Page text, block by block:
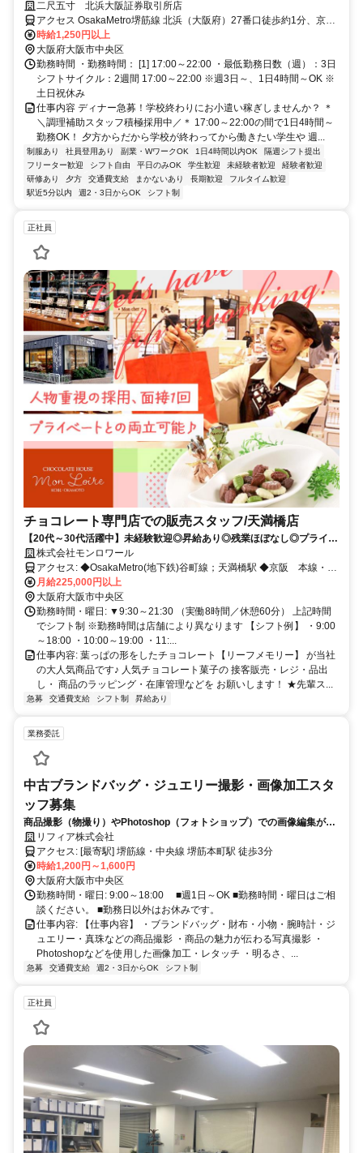
～/食事1食150円♪
二尺五寸 北浜大阪証券取引所店
アクセス OsakaMetro堺筋線 北浜（大阪府）27番口徒歩約1分、京阪
本線 北浜（大阪府）27番口徒歩約1分、京阪中之島線 なにわ橋4番口
徒歩約3分
時給1,250円以上
大阪府大阪市中央区
勤務時間 ・勤務時間： [1] 17:00～22:00 ・最低勤務日数（週）：3日
シフトサイクル：2週間 17:00～22:00 ※週3日～、1日4時間～OK ※
土日祝休み
仕事内容 ディナー急募！学校終わりにお小遣い稼ぎしませんか？ ＊
＼調理補助スタッフ積極採用中／＊ 17:00～22:00の間で1日4時間～
勤務OK！ 夕方からだから学校が終わってから働きたい学生や 週...
制服あり 社員登用あり 副業・WワークOK 1日4時間以内OK
隔週シフト提出
フリーター歓迎
シフト自由 平日のみOK 学生歓迎 未経験者歓迎
経験者歓迎
研修あり
夕方 交通費支給 まかないあり 長期歓迎
フルタイム歓迎
駅近5分以内
週2・3日からOK シフト制
正社員
チョコレート専門店での販売スタッフ/天満橋店
【20代～30代活躍中】未経験歓迎◎昇給あり◎残業ほぼなし◎プライベ
ートとの両立ができます！
株式会社モンロワール
アクセス: ◆OsakaMetro(地下鉄)谷町線；天満橋駅 ◆京阪 本線・中
之島線；天満橋駅 給与: 月給 22.5万円～ ※交通費一部支給（月
24,000円まで） ※経験やスキルを配慮して決定します ※昇給あり ※
上記には一律手当を含みます ※1分単位で残業手当を 支給しています
【モデル月収例】 ■店長/245,000円～（手当含む） ■店長代
理/220,000円～（手当含む） ■副店長/月給：215,000円～（手当含
む） 【モデル年収例】 ■販売スタッフ/280万円（1年目） ■副店長・
店長サブ/290～320万（2年目） ■店長/360万～380万（3～5年目）
月給225,000円以上
大阪府大阪市中央区
勤務時間・曜日: ▼9:30～21:30 （実働8時間／休憩60分） 上記時間
でシフト制 ※勤務時間は店舗により異なります 【シフト例】 ・9:00
～18:00 ・10:00～19:00 ・11:...
仕事内容: 葉っぱの形をしたチョコレート【リーフメモリー】 が当社
の大人気商品です♪ 人気チョコレート菓子の 接客販売・レジ・品出
し・ 商品のラッピング・在庫管理などを お願いします！ ★先輩ス...
急募 交通費支給 シフト制 昇給あり
業務委託
中古ブランドバッグ・ジュエリー撮影・画像加工スタ
ッフ募集
商品撮影（物撮り）やPhotoshop（フォトショップ）での画像編集が得
意な方！！
リフィア株式会社
アクセス: [最寄駅] 堺筋線・中央線 堺筋本町駅 徒歩3分
時給1,200円～1,600円
大阪府大阪市中央区
勤務時間・曜日: 9:00～18:00 ■週1日～OK ■勤務時間・曜日はご相
談ください。 ■勤務日以外はお休みです。
仕事内容: 【仕事内容】 ・ブランドバッグ・財布・小物・腕時計・ジ
ュエリー・真珠などの商品撮影 ・商品の魅力が伝わる写真撮影 ・
Photoshopなどを使用した画像加工・レタッチ ・明るさ、...
急募 交通費支給 週2・3日からOK シフト制
正社員